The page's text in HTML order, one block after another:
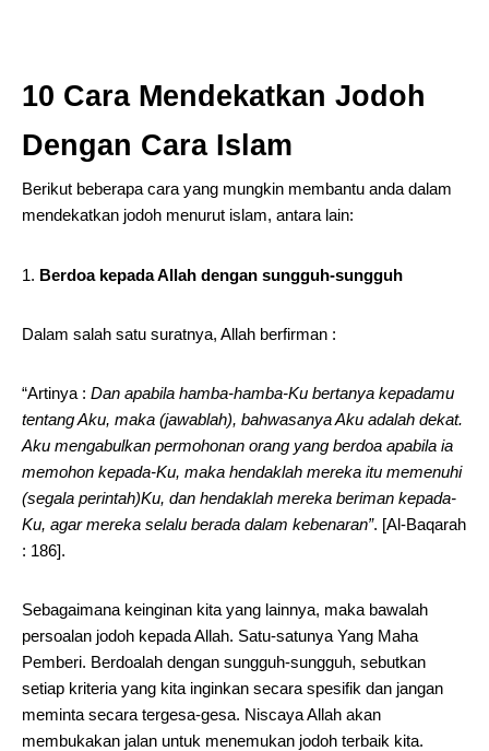
10 Cara Mendekatkan Jodoh
Dengan Cara Islam
Berikut beberapa cara yang mungkin membantu anda dalam
mendekatkan jodoh menurut islam, antara lain:
Berdoa kepada Allah dengan sungguh-sungguh
Dalam salah satu suratnya, Allah berfirman :
“Artinya : Dan apabila hamba-hamba-Ku bertanya kepadamu
tentang Aku, maka (jawablah), bahwasanya Aku adalah dekat.
Aku mengabulkan permohonan orang yang berdoa apabila ia
memohon kepada-Ku, maka hendaklah mereka itu memenuhi
(segala perintah)Ku, dan hendaklah mereka beriman kepada-
Ku, agar mereka selalu berada dalam kebenaran”. [Al-Baqarah
: 186].
Sebagaimana keinginan kita yang lainnya, maka bawalah
persoalan jodoh kepada Allah. Satu-satunya Yang Maha
Pemberi. Berdoalah dengan sungguh-sungguh, sebutkan
setiap kriteria yang kita inginkan secara spesifik dan jangan
meminta secara tergesa-gesa. Niscaya Allah akan
membukakan jalan untuk menemukan jodoh terbaik kita.